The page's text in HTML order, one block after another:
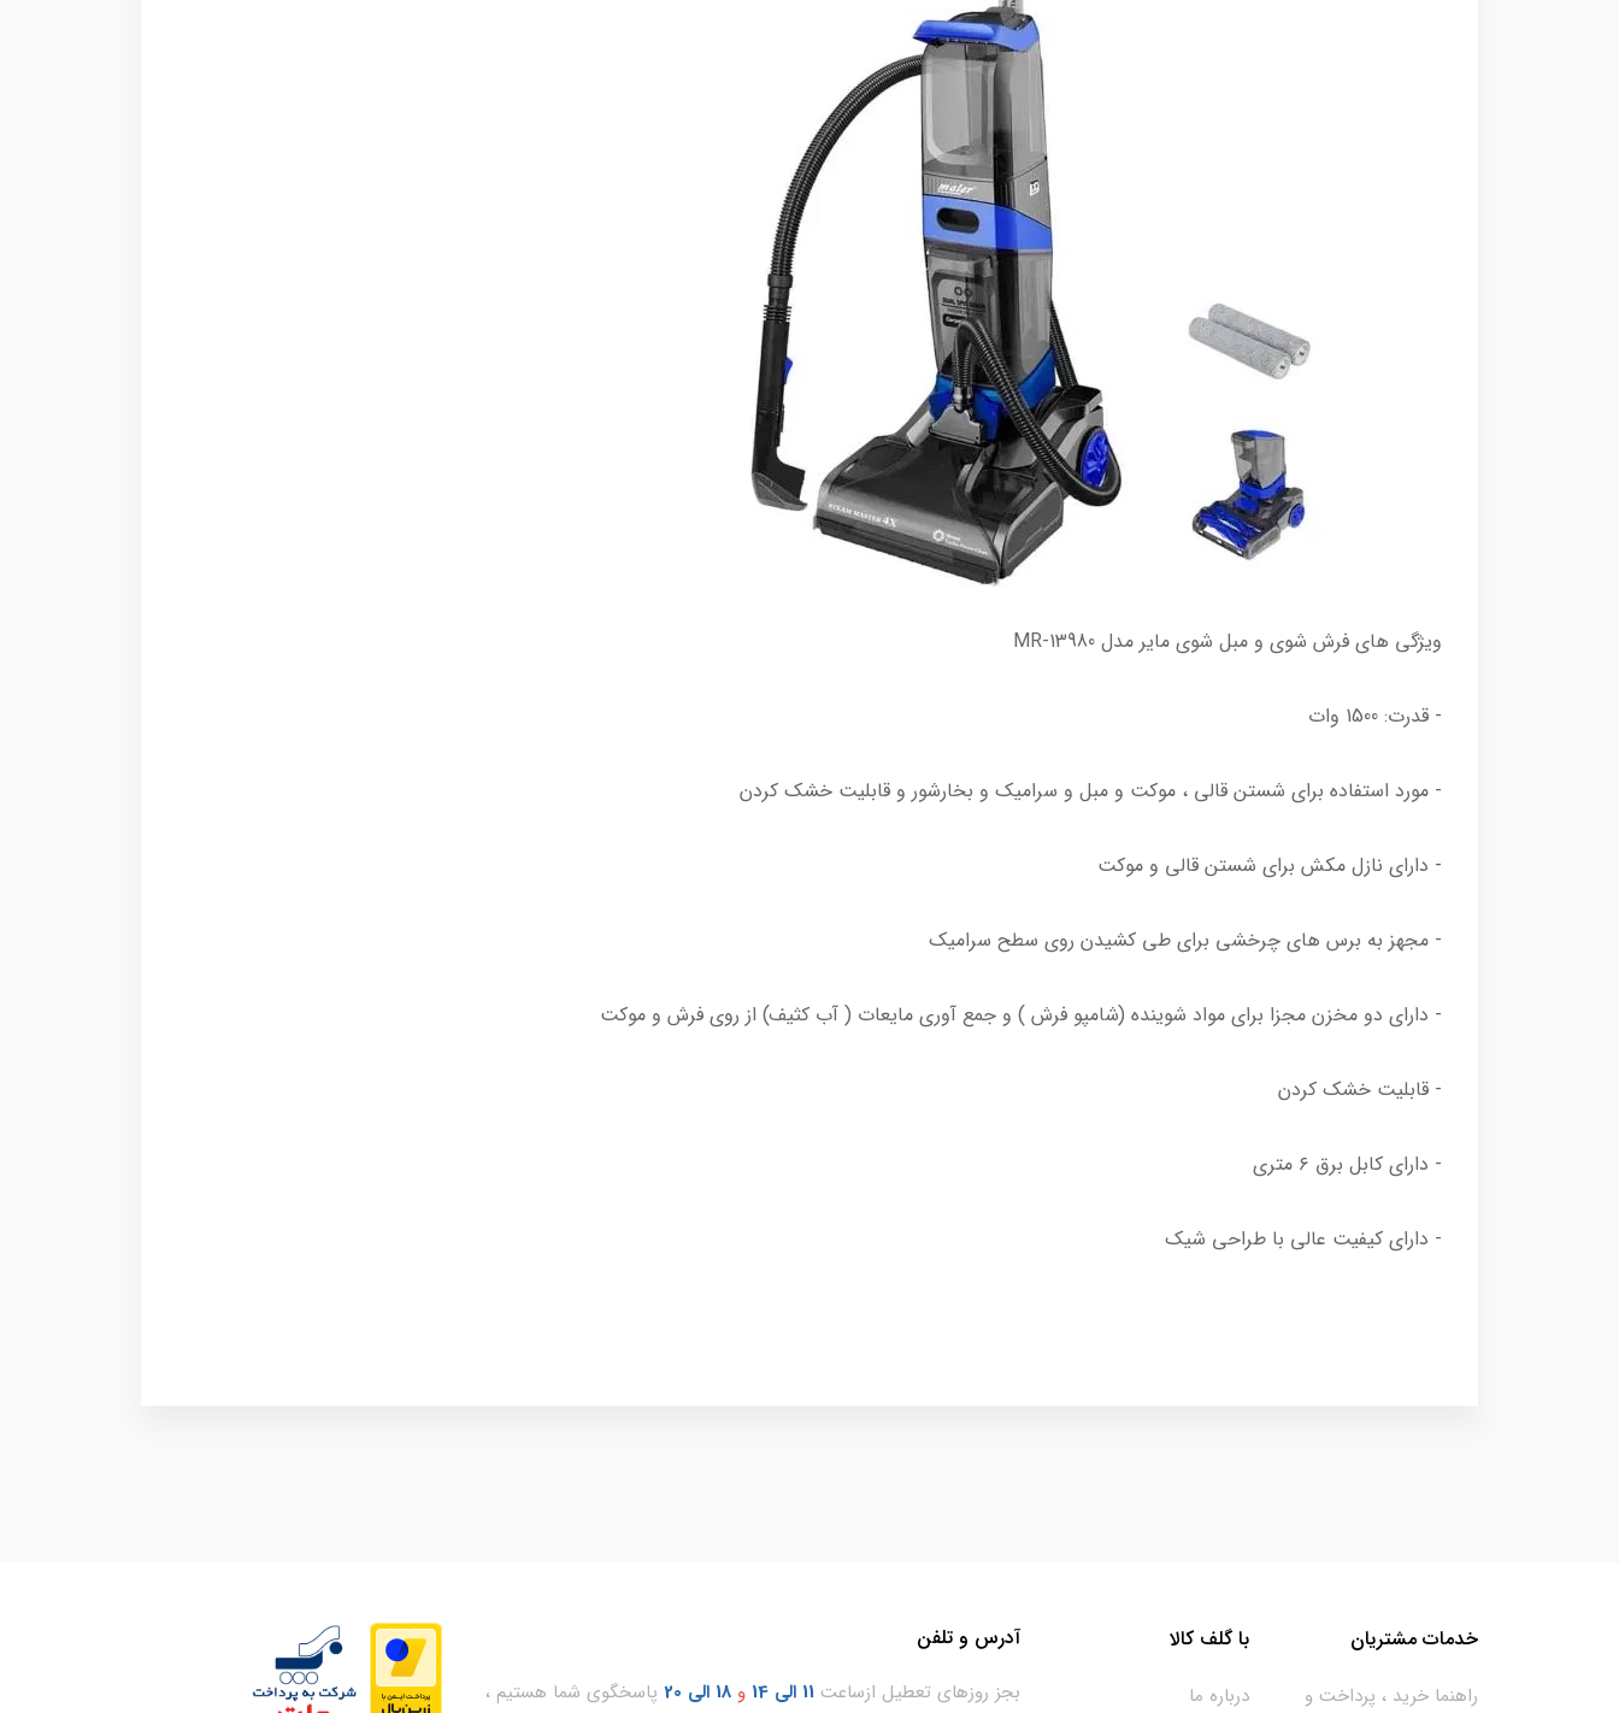
ویژگی های فرش شوی و مبل شوی مایر مدل MR-13980
- قدرت: 1500 وات
- مورد استفاده برای شستن قالی ، موکت و مبل و سرامیک و بخارشور و قابليت خشك كردن
- دارای نازل مکش برای شستن قالی و موکت
- مجهز به برس های چرخشی برای طی کشیدن روی سطح سرامیک
- دارای دو مخزن مجزا برای مواد شوینده (شامپو فرش ) و جمع آوری مایعات ( آب کثیف) از روی فرش و موکت
- قابلیت خشک کردن
- دارای کابل برق ۶ متری
- دارای کیفیت عالی با طراحی شیک
خدمات مشتریان
راهنما خرید ، پرداخت و
با گلف کالا
درباره ما
آدرس و تلفن
بجز روزهای تعطیل ازساعت 11 الی 14 و 18 الی 20 پاسخگوی شما هستیم ،